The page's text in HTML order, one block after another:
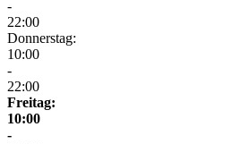
-
22:00
Donnerstag:
10:00
-
22:00
Freitag:
10:00
-